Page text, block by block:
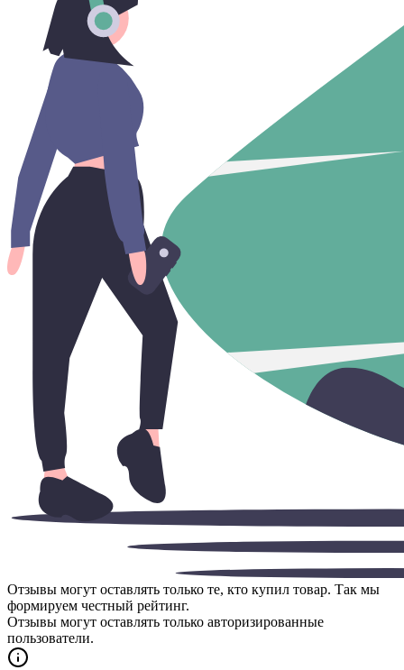
Отзывы могут оставлять только те, кто купил товар. Так мы
формируем честный рейтинг.
Отзывы могут оставлять только авторизированные
пользователи.